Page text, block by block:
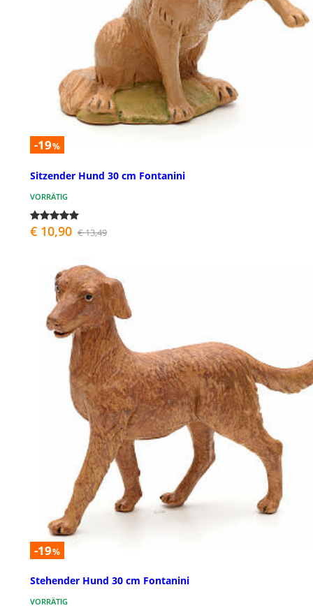
-19%
Sitzender Hund 30 cm Fontanini
VORRÄTIG
€ 10,90 € 13,49
-19%
Stehender Hund 30 cm Fontanini
VORRÄTIG